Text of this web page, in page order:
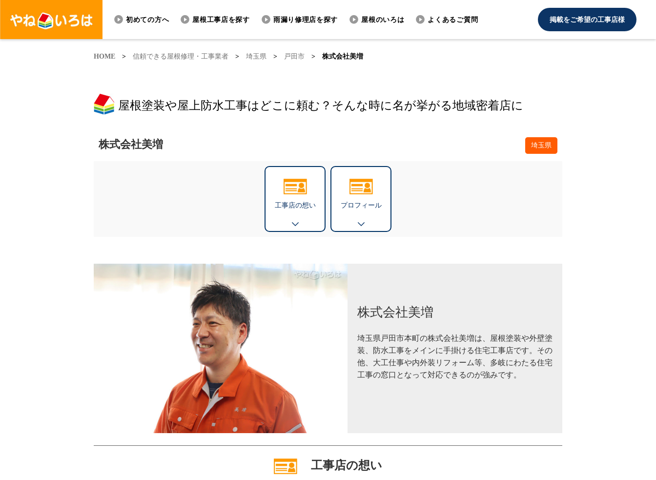
初めての方へ 屋根工事店を探す 雨漏り修理店を探す 屋根のいろは よくあるご質問 掲載をご希望の工事店様
HOME > 信頼できる屋根修理・工事業者 > 埼玉県 > 戸田市 > 株式会社美増
屋根塗装や屋上防水工事はどこに頼む？そんな時に名が挙がる地域密着店に
株式会社美増 埼玉県
工事店の想い プロフィール
株式会社美増
埼玉県戸田市本町の株式会社美増は、屋根塗装や外壁塗
装、防水工事をメインに手掛ける住宅工事店です。その
他、大工仕事や内外装リフォーム等、多岐にわたる住宅
工事の窓口となって対応できるのが強みです。
工事店の想い